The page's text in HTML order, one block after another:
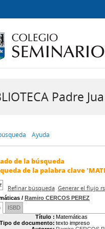
Padre
Ayuda
de la búsqueda
de la palabra clave
Refinar búsqueda Generar el flujo
/ Ramiro CERCOS PEREZ
ISBD
Título : Matemáticas
Tipo de documento: texto impreso